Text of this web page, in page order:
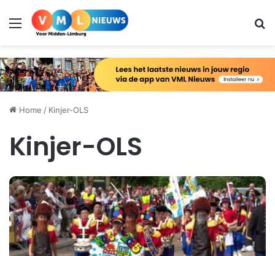
Menu
Home / Kinjer-OLS
Kinjer-OLS